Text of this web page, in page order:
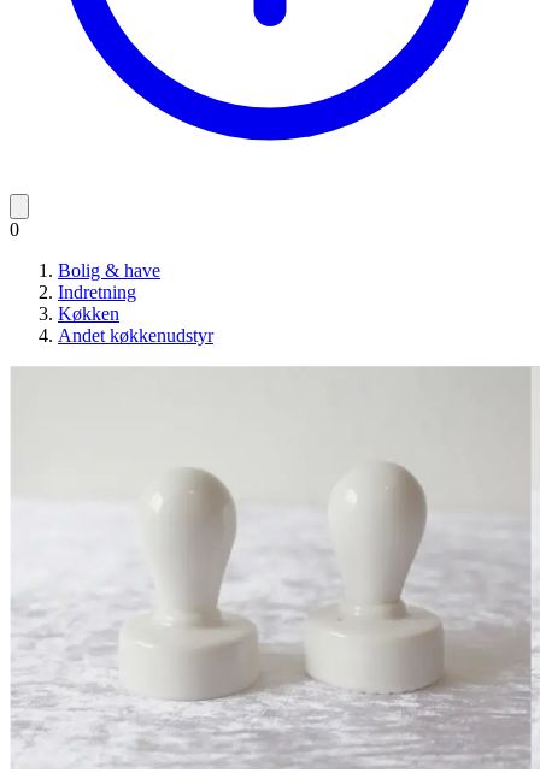
0
Bolig & have
Indretning
Køkken
Andet køkkenudstyr